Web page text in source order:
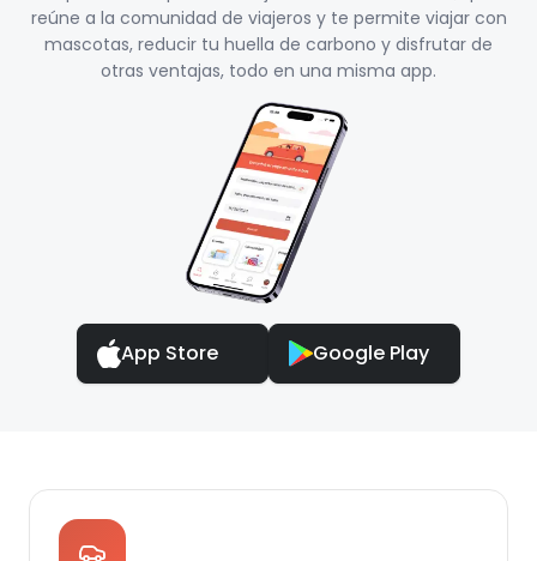
reúne a la comunidad de viajeros y te permite viajar con
mascotas, reducir tu huella de carbono y disfrutar de
otras ventajas, todo en una misma app.
App Store Google Play